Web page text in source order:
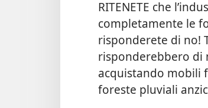
RITENETE che
completamente le
risponderete di no!
risponderebbero di
acquistando mobili
foreste pluviali